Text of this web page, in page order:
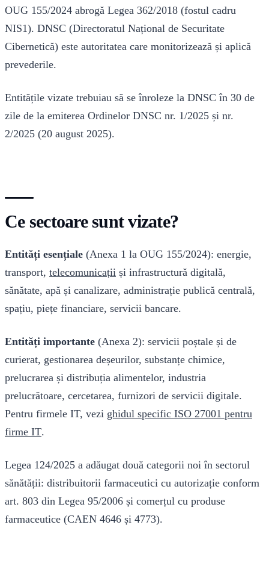
OUG 155/2024 abrogă Legea 362/2018 (fostul cadru
NIS1). DNSC (Directoratul Național de Securitate
Cibernetică) este autoritatea care monitorizează și aplică
prevederile.
Entitățile vizate trebuiau să se înroleze la DNSC în 30 de
zile de la emiterea Ordinelor DNSC nr. 1/2025 și nr.
2/2025 (20 august 2025).
Ce sectoare sunt vizate?
Entități esențiale (Anexa 1 la OUG 155/2024): energie,
transport, telecomunicații și infrastructură digitală,
sănătate, apă și canalizare, administrație publică centrală,
spațiu, piețe financiare, servicii bancare.
Entități importante (Anexa 2): servicii poștale și de
curierat, gestionarea deșeurilor, substanțe chimice,
prelucrarea și distribuția alimentelor, industria
prelucrătoare, cercetarea, furnizori de servicii digitale.
Pentru firmele IT, vezi ghidul specific ISO 27001 pentru
firme IT.
Legea 124/2025 a adăugat două categorii noi în sectorul
sănătății: distribuitorii farmaceutici cu autorizație conform
art. 803 din Legea 95/2006 și comerțul cu produse
farmaceutice (CAEN 4646 și 4773).